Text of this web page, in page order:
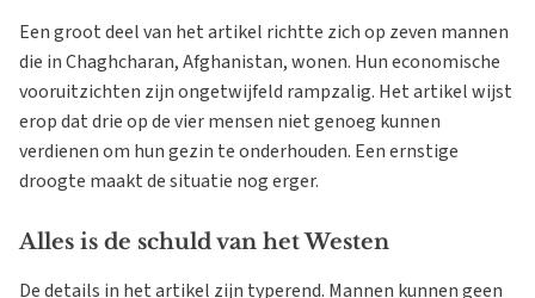
Een groot deel van het artikel richtte zich op zeven mannen
die in Chaghcharan, Afghanistan, wonen. Hun economische
vooruitzichten zijn ongetwijfeld rampzalig. Het artikel wijst
erop dat drie op de vier mensen niet genoeg kunnen
verdienen om hun gezin te onderhouden. Een ernstige
droogte maakt de situatie nog erger.
Alles is de schuld van het Westen
De details in het artikel zijn typerend. Mannen kunnen geen